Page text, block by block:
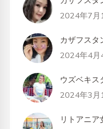
2024年7月
カザフス
2024年4月
ウズベキ
2024年3月
リトアニ